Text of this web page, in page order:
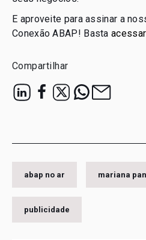
E aproveite para assinar a
Conexão ABAP! Basta
Compartilhar
abap no ar mariana
publicidade